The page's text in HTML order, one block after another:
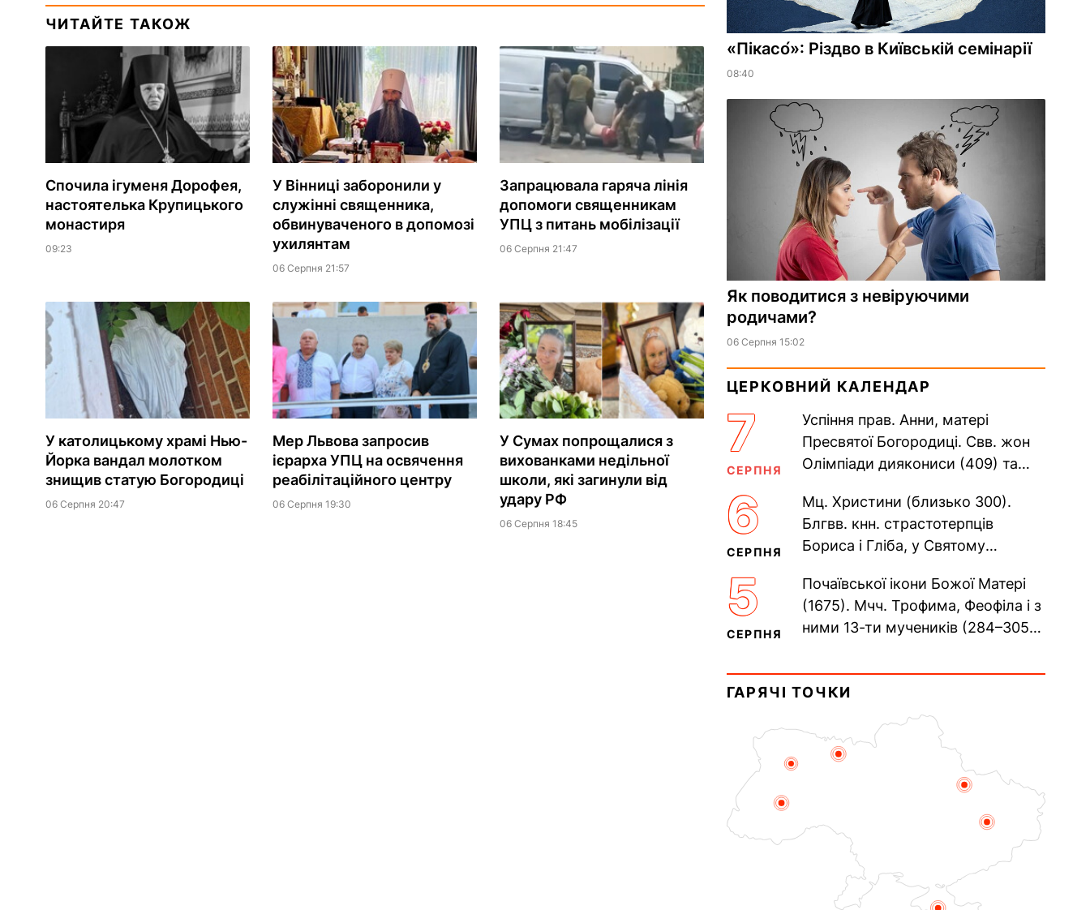
ЧИТАЙТЕ ТАКОЖ
Спочила ігуменя Дорофея,
настоятелька Крупицького
монастиря
09:23
У Вінниці заборонили у
служінні священника,
обвинуваченого в допомозі
ухилянтам
06 Серпня 21:57
Запрацювала гаряча лінія
допомоги священникам
УПЦ з питань мобілізації
06 Серпня 21:47
У католицькому храмі Нью-
Йорка вандал молотком
знищив статую Богородиці
06 Серпня 20:47
Мер Львова запросив
ієрарха УПЦ на освячення
реабілітаційного центру
06 Серпня 19:30
У Сумах попрощалися з
вихованками недільної
школи, які загинули від
удару РФ
06 Серпня 18:45
«Пікасо́»: Різдво в Київській семінарії
08:40
Як поводитися з невіруючими
родичами?
06 Серпня 15:02
ЦЕРКОВНИЙ КАЛЕНДАР
7
СЕРПНЯ
Успіння прав. Анни, матері
Пресвятої Богородиці. Свв. жон
Олімпіади диякониси (409) та
Пам’ять V Вселенського...
6
СЕРПНЯ
Мц. Христини (близько 300).
Блгвв. кнн. страстотерпців
Бориса і Гліба, у Святому
Прп. Полікарпа, архімандрита...
5
СЕРПНЯ
Почаївської ікони Божої Матері
(1675). Мчч. Трофима, Феофіла і з
ними 13-ти мучеників (284–305).
Равенійського (близько 75)....
ГАРЯЧІ ТОЧКИ